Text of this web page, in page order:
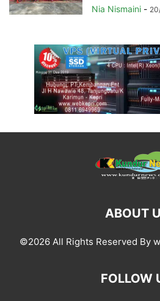
Nia Nismaini -
ABOUT
©2026 All Rights Reserved By
FOLLOW